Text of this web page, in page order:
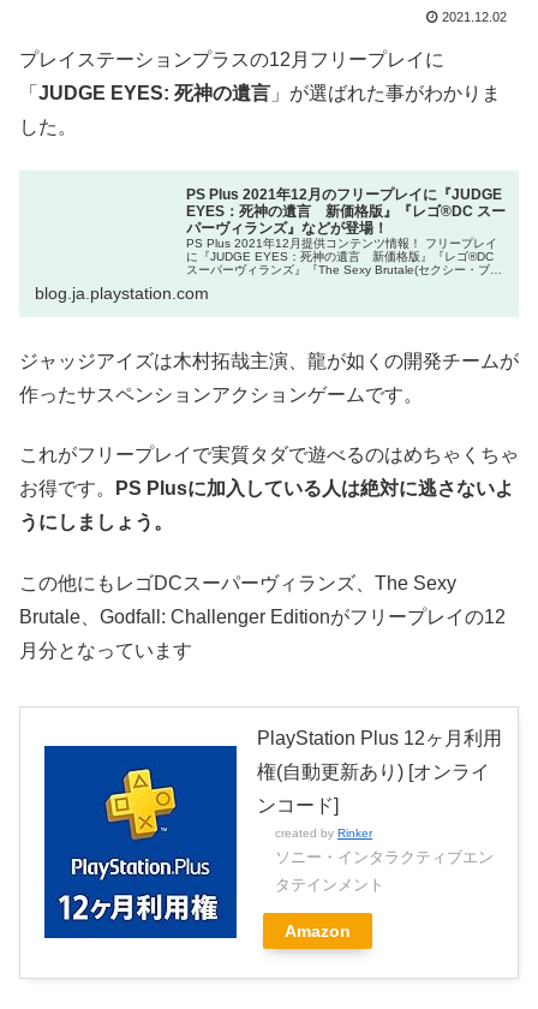
2021.12.02
プレイステーションプラスの12月フリープレイに
「 JUDGE EYES: 死神の遺言 」が選ばれた事がわかりま
した。
PS Plus 2021年12月のフリープレイに『JUDGE
EYES：死神の遺言 新価格版』『レゴ®DC スー
パーヴィランズ』などが登場！
PS Plus 2021年12月提供コンテンツ情報！ フリープレイ
に『JUDGE EYES：死神の遺言 新価格版』『レゴ®DC
スーパーヴィランズ』『The Sexy Brutale(セクシー・ブル
blog.ja.playstation.com
ジャッジアイズは木村拓哉主演、龍が如くの開発チームが
作ったサスペンションアクションゲームです。
これがフリープレイで実質タダで遊べるのはめちゃくちゃ
お得です。
PS Plusに加入している人は絶対に逃さないよ
うにしましょう。
この他にもレゴDCスーパーヴィランズ、The Sexy
Brutale、Godfall: Challenger Editionがフリープレイの12
月分となっています
PlayStation Plus 12ヶ月利用
権(自動更新あり) [オンライ
ンコード]
created by Rinker
ソニー・インタラクティブエン
タテインメント
Amazon